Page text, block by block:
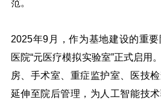
范。
2025年9月，作为基地建设的重
医院“元医疗模拟实验室”正式启用
房、手术室、重症监护室、医技
延伸至院后管理，为人工智能技